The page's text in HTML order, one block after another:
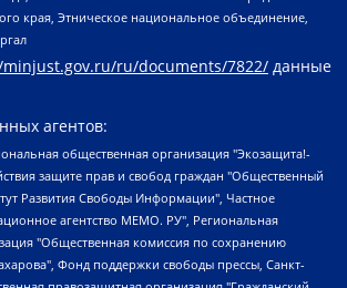
края, Этническое национальное объединение,
ru/documents/7822/ данные
агентов:
агентство "MEDIUM-ORIENT", Красноярская региональная общественная организация "Мы против СПИДа", Камалягин Денис Николаевич, Маркелов Сергей Евгеньевич, Пономарев Лев Александрович, Савицкая Людмила Алексеевна, Автономная некоммерческая организация "Центр по работе с проблемой насилия "НАСИЛИЮ.НЕТ", Межрегиональный профессиональный союз работников здравоохранения "Альянс врачей", Юридическое лицо, зарегистрированное в Латвийской Республике, SIA "Medusa Project" (регистрационный номер 40103797863, дата регистрации 10.06.2014), Некоммерческая организация "Фонд по борьбе с коррупцией", Автономная некоммерческая организация "Институт права и публичной политики", Баданин Роман Сергеевич, Гликин Максим Александрович, Железнова Мария Михайловна, Лукьянова Юлия Сергеевна, Маетная Елизавета Витальевна, Маняхин Петр Борисович, Чуракова Ольга Владимировна, Ярош Юлия Петровна, Юридическое лицо "The Insider SIA", зарегистрированное в Риге, Латвийская Республика (дата регистрации 26.06.2015), являющееся администратором доменного имени интернет-издания "The Insider SIA", https://theins.ru, Постернак Алексей Евгеньевич, Рубин Михаил Аркадьевич, Анин Роман Александрович, Юридическое лицо Istories fonds, зарегистрированное в Латвийской Республике (регистрационный номер 50008295751, дата регистрации 24.02.2020), Великовский Дмитрий Александрович, Долинина Ирина Николаевна, Мароховская Алеся Алексеевна, Шлейнов Роман Юрьевич, Шмагун Олеся Валентиновна, Общество с ограниченной ответственностью "Альтаир 2021", Общество с ограниченной ответственностью "Вега 2021", Общество с ограниченной ответственностью "Главный редактор 2021", Общество с ограниченной ответственностью "Ромашки монолит", Важенков Артем Валерьевич, Ивановская областная общественная организация "Центр гендерных исследований", Гурман Юрий Альбертович, Медиапроект "ОВД-Инфо", Егоров Владимир Владимирович, Жилинский Владимир Александрович, Общество с ограниченной ответственностью "ЗП", Иванова София Юрьевна, Карезина Инна Павловна, Кильтау Екатерина Викторовна, Петров Алексей Викторович, Пискунов Сергей Евгеньевич, Смирнов Сергей Сергеевич, Тихонов Михаил Сергеевич, Общество с ограниченной ответственностью "ЖУРНАЛИСТ-ИНОСТРАННЫЙ АГЕНТ", Арапова Галина Юрьевна, Вольтская Татьяна Анатольевна, Американская компания "Mason G.E.S. Anonymous Foundation" (США), являющаяся владельцем интернет-издания https://mnews.world/, Компания "Stichting Bellingcat", зарегистрированная в Нидерландах (дата регистрации 11.07.2018), Захаров Андрей Вячеславович, Клепиковская Екатерина Дмитриевна, Общество с ограниченной ответственностью "МЕМО", Перл Роман Александрович, Симонов Евгений Алексеевич, Соловьева Елена Анатольевна, Сотников Даниил Владимирович, Сурначева Елизавета Дмитриевна, Автономная некоммерческая организация по защите прав человека и информированию населения "Якутия – Наше Мнение", Общество с ограниченной ответственностью "Москоу диджитал медиа", с 26.01.2023 Общество с ограниченной ответственностью "Чайка Белые сады", Ветошкина Валерия Валерьевна, Заговора Максим Александрович, Межрегиональное общественное движение "Российская ЛГБТ - сеть", Оленичев Максим Владимирович, Павлов Иван Юрьевич, Скворцова Елена Сергеевна, Общество с ограниченной ответственностью "Как бы инагент", Кочетков Игорь Викторович, Общество с ограниченной ответственностью "Честные выборы", Еланчик Олег Александрович, Общество с ограниченной ответственностью "Нобелевский призыв", Гималова Регина Эмилевна, Григорьев Андрей Валерьевич, Григорьева Алина Александровна, Ассоциация по содействию защите прав призывников, альтернативнослужащих и военнослужащих "Правозащитная группа "Гражданин.Армия.Право", Хисамова Регина Фаритовна, Автономная некоммерческая организация по реализации социально-правовых программ "Лилит", Дальневосточное общественное движение "Маяк", Санкт-Петербургская ЛГБТ-инициативная группа "Выход", Инициативная группа ЛГБТ+ "Реверс", Алексеев Андрей Викторович, Бекбулатова Таисия Львовна, Беляев Иван Михайлович, Владыкина Елена Сергеевна, Гельман Марат Александрович, Никульшина Вероника Юрьевна, Толоконникова Надежда Андреевна, Шендерович Виктор Анатольевич, Общество с ограниченной ответственностью "Данное сообщение", Общество с ограниченной ответственностью Издательский дом "Новая глава", Айнбиндер Александра Александровна, Московский комьюнити-центр для ЛГБТ+инициатив, Благотворительный фонд развития филантропии, Deutsche Welle (Германия, Kurt-Schumacher-Strasse 3, 53113 Bonn), Борзунова Мария Михайловна, Воробьев Виктор Викторович, Голубева Анна Львовна, Константинова Алла Михайловна, Малкова Ирина Владимировна, Мурадов Мурад Абдулгалимович, Осетинская Елизавета Николаевна, Понасенков Евгений Николаевич, Ганапольский Матвей Юрьевич, Киселев Евгений Алексеевич, Борухович Ирина Григорьевна, Дремин Иван Тимофеевич, Дубровский Дмитрий Викторович, Красноярская региональная общественная организация поддержки и развития альтернативных образовательных технологий и межкультурных коммуникаций "ИНТЕРРА", Маяковская Екатерина Алексеевна, Фейгин Марк Захарович, Филимонов Андрей Викторович, Дзугкоева Регина Николаевна, Доброхотов Роман Александрович, Дудь Юрий Александрович, Елкин Сергей Владимирович, Кругликов Кирилл Игоревич, Сабунаева Мария Леонидовна, Семенов Алексей Владимирович, Шаинян Карен Багратович, Шульман Екатерина Михайловна, Асафьев Артур Валерьевич, Вахштайн Виктор Семенович, Венедиктов Алексей Алексеевич, Лушникова Екатерина Евгеньевна, Волков Леонид Михайлович, Невзоров Александр Глебович, Пархоменко Сергей Борисович, Сироткин Ярослав Николаевич, Кара-Мурза Владимир Владимирович, Баранова Наталья Владимировна, Гозман Леонид Яковлевич, Кагарлицкий Борис Юльевич, Климарев Михаил Валерьевич, Милов Владимир Станиславович, Автономная некоммерческая организация Краснодарский центр современного искусства "Типография", Моргенштерн Алишер Тагирович, Соболь Любовь Эдуардовна, Общество с ограниченной ответственностью "ЛИЗА НОРМ", Каспаров Гарри Кимович, Ходорковский Михаил Борисович, Общество с ограниченной ответственностью "Апрельские тезисы", Данилович Ирина Брониславовна, Кашин Олег Владимирович, Петров Николай Владимирович, Пивоваров Алексей Владимирович, Соколов Михаил Владимирович, Цветкова Юлия Владимировна, Чичваркин Евгений Александрович, Комитет против пыток/Команда против пыток, Общество с ограниченной ответственностью "Первый научный", Общество с ограниченной ответственностью "Вертолет и ко", Белоцерковская Вероника Борисовна, Кац Максим Евгеньевич, Лазарева Татьяна Юрьевна, Шаведдинов Руслан Табризович, Яшин Илья Валерьевич, Общество с ограниченной ответственностью "Иноагент ААВ", Алешковский Дмитрий Петрович, Альбац Евгения Марковна, Быков Дмитрий Львович, Галямина Юлия Евгеньевна, Лойко Сергей Леонидович, Мартынов Кирилл Константинович, Медведев Сергей Александрович, Крашенинников Федор Геннадиевич, Гордеева Катерина Вл